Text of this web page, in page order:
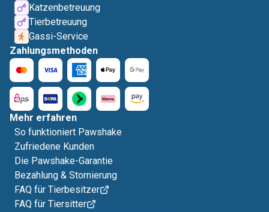
Katzenbetreuung
Tierbetreuung
Gassi-Service
Zahlungsmethoden
Mehr erfahren
So funktioniert Pawshake
Zufriedene Kunden
Die Pawshake-Garantie
Bezahlung & Stornierung
FAQ für Tierbesitzer
FAQ für Tiersitter